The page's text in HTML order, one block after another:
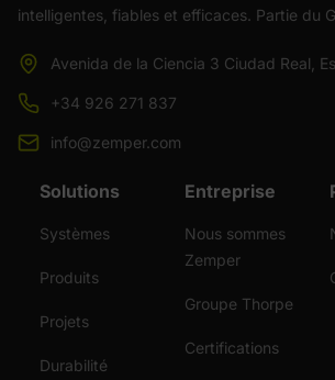
intelligentes, fiables et efficaces. Partie du
Avenida de la Ciencia 3 Ciudad Real,
+34 926 271 837
info@zemper.com
Solutions
Systèmes
Produits
Projets
Durabilité
Entreprise
Nous sommes
Zemper
Groupe Thorpe
Certifications